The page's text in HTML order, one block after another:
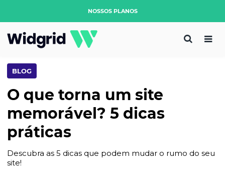
NOSSOS PLANOS
BLOG
O que torna um site
memorável? 5 dicas
práticas
Descubra as 5 dicas que podem mudar o rumo do seu
site!